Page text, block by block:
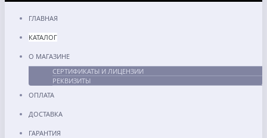
ГЛАВНАЯ
КАТАЛОГ
О МАГАЗИНЕ
СЕРТИФИКАТЫ И ЛИЦЕНЗИИ
РЕКВИЗИТЫ
ОПЛАТА
ДОСТАВКА
ГАРАНТИЯ